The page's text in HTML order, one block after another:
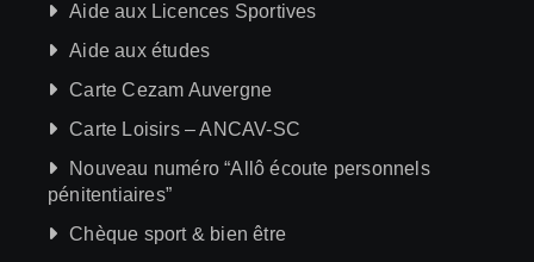
Aide aux Licences Sportives
Aide aux études
Carte Cezam Auvergne
Carte Loisirs – ANCAV-SC
Nouveau numéro “Allô écoute personnels
pénitentiaires”
Chèque sport & bien être